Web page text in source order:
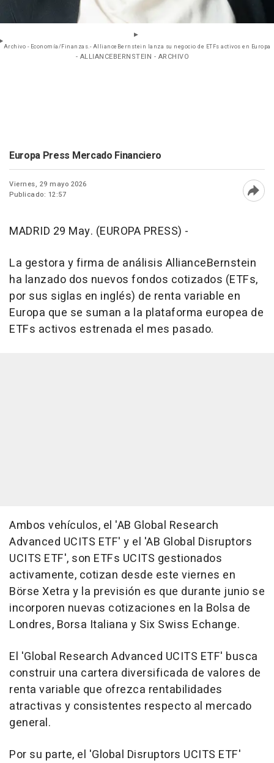
Archivo - Economía/Finanzas.- AllianceBernstein lanza su negocio de ETFs activos en Europa
- ALLIANCEBERNSTEIN - ARCHIVO
Europa Press Mercado Financiero
Viernes, 29 mayo 2026
Publicado: 12:57
MADRID 29 May. (EUROPA PRESS) -
La gestora y firma de análisis AllianceBernstein
ha lanzado dos nuevos fondos cotizados (ETFs,
por sus siglas en inglés) de renta variable en
Europa que se suman a la plataforma europea de
ETFs activos estrenada el mes pasado.
Ambos vehículos, el 'AB Global Research
Advanced UCITS ETF' y el 'AB Global Disruptors
UCITS ETF', son ETFs UCITS gestionados
activamente, cotizan desde este viernes en
Börse Xetra y la previsión es que durante junio se
incorporen nuevas cotizaciones en la Bolsa de
Londres, Borsa Italiana y Six Swiss Echange.
El 'Global Research Advanced UCITS ETF' busca
construir una cartera diversificada de valores de
renta variable que ofrezca rentabilidades
atractivas y consistentes respecto al mercado
general.
Por su parte, el 'Global Disruptors UCITS ETF'